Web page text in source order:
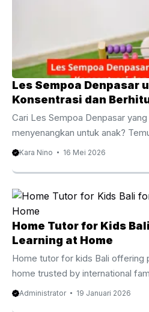
Les Sempoa Denpasar
Konsentrasi dan
Cari Les Sempoa Denpasar
menyenangkan untuk anak?
metode belajar, biaya les, serta
berhitung sejak dini. Les
Fokus dan Cepat Berhitung
salah satu fondasi penting dalam
anak. Karena itu, banyak orang
Sempoa Denpasar untuk
matematika dengan cara yang
menyenangkan. Selain
Kara Nino 16 Mei 2026
Home Tutor for Kids
Learning at Home
Home tutor for kids Bali offering
home trusted by international
at home has become an
Administrator 19 Januari 2026